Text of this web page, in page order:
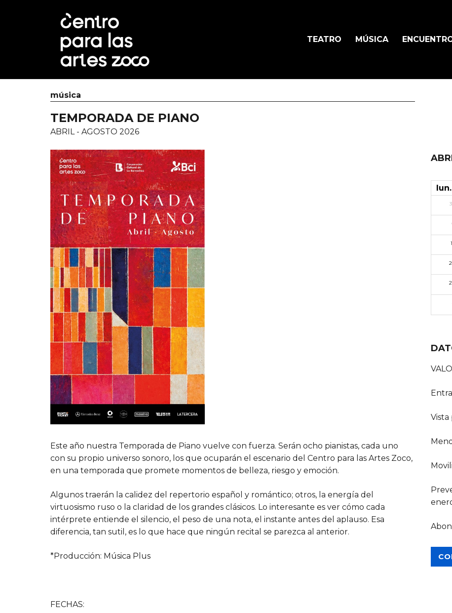
TEATRO MÚSICA
música
TEMPORADA DE PIANO
ABRIL - AGOSTO 2026
Este año nuestra Temporada de Piano vuelve con fuerza. Serán ocho pianistas, cada uno
con su propio universo sonoro, los que ocuparán el escenario del Centro para las Artes Zoco,
en una temporada que promete momentos de belleza, riesgo y emoción.
Algunos traerán la calidez del repertorio español y romántico; otros, la energía del
virtuosismo ruso o la claridad de los grandes clásicos. Lo interesante es ver cómo cada
intérprete entiende el silencio, el peso de una nota, el instante antes del aplauso. Esa
diferencia, tan sutil, es lo que hace que ningún recital se parezca al anterior.
*Producción: Música Plus
FECHAS:
lun.
Vista